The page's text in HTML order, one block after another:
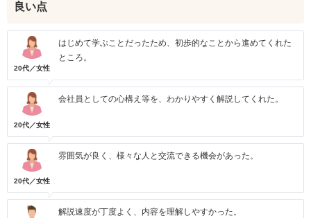
良い点
20代／女性
はじめて学ぶことだったため、初歩的なことから進めてくれた
ところ。
20代／女性
会社員としての心構え等を、わかりやすく解説してくれた。
20代／女性
雰囲気が良く、様々な人と交流できる機会があった。
解説速度が丁度よく、内容を理解しやすかった。